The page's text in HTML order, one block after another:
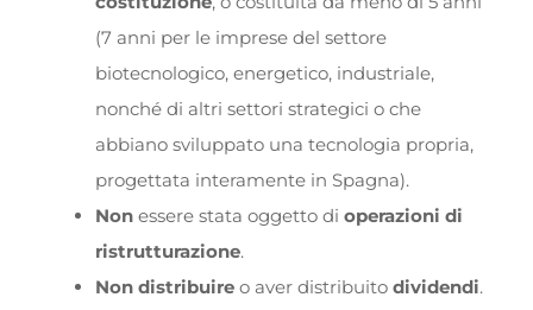
(7 anni per le imprese del settore
biotecnologico, energetico, industriale,
nonché di altri settori strategici o che
abbiano sviluppato una tecnologia propria,
progettata interamente in Spagna).
Non essere stata oggetto di operazioni di
ristrutturazione.
Non distribuireo aver distribuito dividendi.